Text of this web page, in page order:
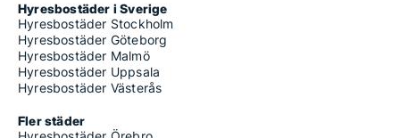
Hyresbostäder i Sverige
Hyresbostäder Stockholm
Hyresbostäder Göteborg
Hyresbostäder Malmö
Hyresbostäder Uppsala
Hyresbostäder Västerås
Fler städer